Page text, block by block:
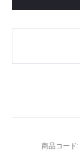
個
商品コード: